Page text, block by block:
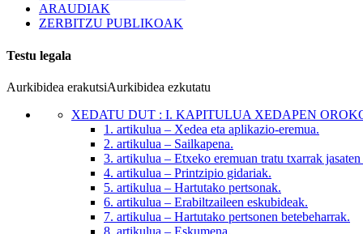
ARAUDIAK
ZERBITZU PUBLIKOAK
Testu legala
Aurkibidea erakutsiAurkibidea ezkutatu
XEDATU DUT : I. KAPITULUA XEDAPEN
1. artikulua – Xedea eta aplikazio-eremua.
2. artikulua – Sailkapena.
3. artikulua – Etxeko eremuan tratu txarrak
4. artikulua – Printzipio gidariak.
5. artikulua – Hartutako pertsonak.
6. artikulua – Erabiltzaileen eskubideak.
7. artikulua – Hartutako pertsonen betebeharrak.
8. artikulua – Eskumena.